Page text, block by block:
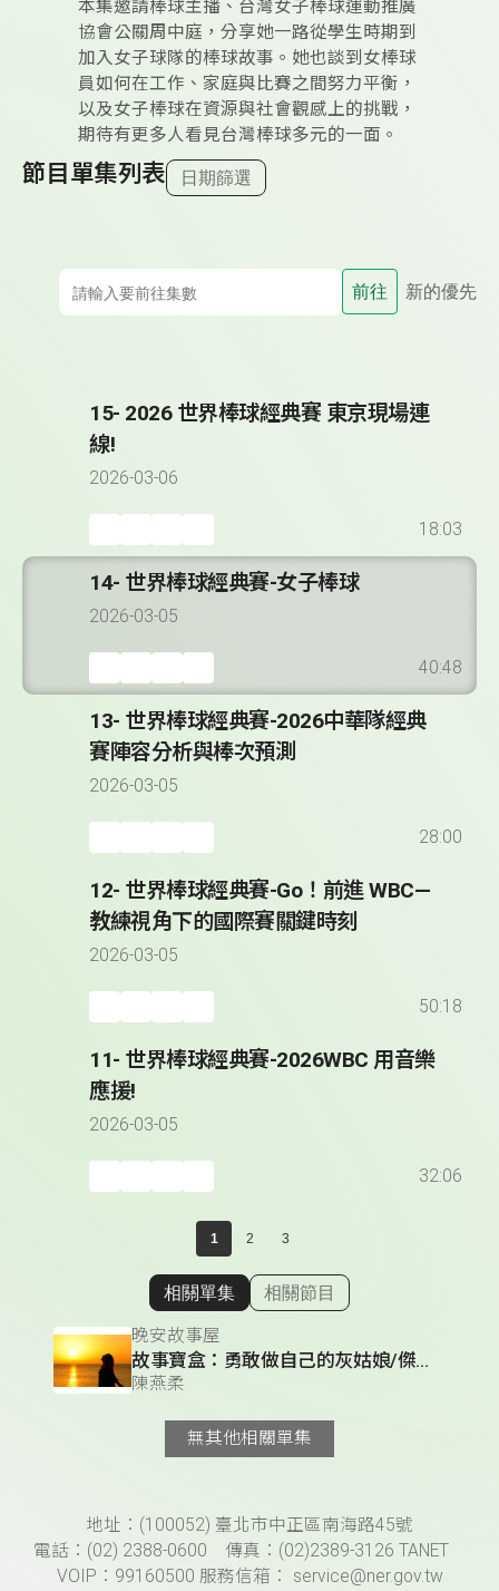
本集邀請棒球主播、台灣女子棒球運動推廣
協會公關周中庭，分享她一路從學生時期到
加入女子球隊的棒球故事。她也談到女棒球
員如何在工作、家庭與比賽之間努力平衡，
以及女子棒球在資源與社會觀感上的挑戰，
期待有更多人看見台灣棒球多元的一面。
節目單集列表 日期篩選
前往 新的優先
15- 2026 世界棒球經典賽 東京現場連
線!
2026-03-06
18:03
14- 世界棒球經典賽-女子棒球
2026-03-05
40:48
13- 世界棒球經典賽-2026中華隊經典
賽陣容分析與棒次預測
2026-03-05
28:00
12- 世界棒球經典賽-Go！前進 WBC—
教練視角下的國際賽關鍵時刻
2026-03-05
50:18
11- 世界棒球經典賽-2026WBC 用音樂
應援!
2026-03-05
32:06
1 2 3
顯示相關單集
相關單集 相關節目
晚安故事屋
故事寶盒：勇敢做自己的灰姑娘/傑克與魔豆
陳燕柔
無其他相關單集
頁尾資訊地址：(100052) 臺北市中正區南海路45號
電話：(02) 2388-0600 傳真：(02)2389-3126 TANET
VOIP：99160500 服務信箱： service@ner.gov.tw